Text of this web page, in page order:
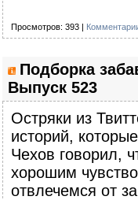
Просмотров: 393 |
Подборка
Выпуск 523
Остряки из
историй,
Чехов говорил,
хорошим
отвлечемся от